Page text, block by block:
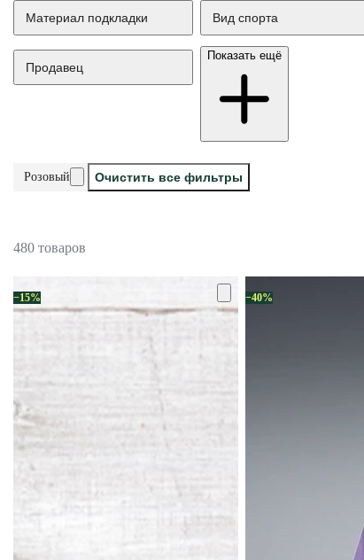
Материал подкладки Вид спорта
Продавец
Показать ещё
Розовый Очистить все фильтры
480 товаров
−15% −40%